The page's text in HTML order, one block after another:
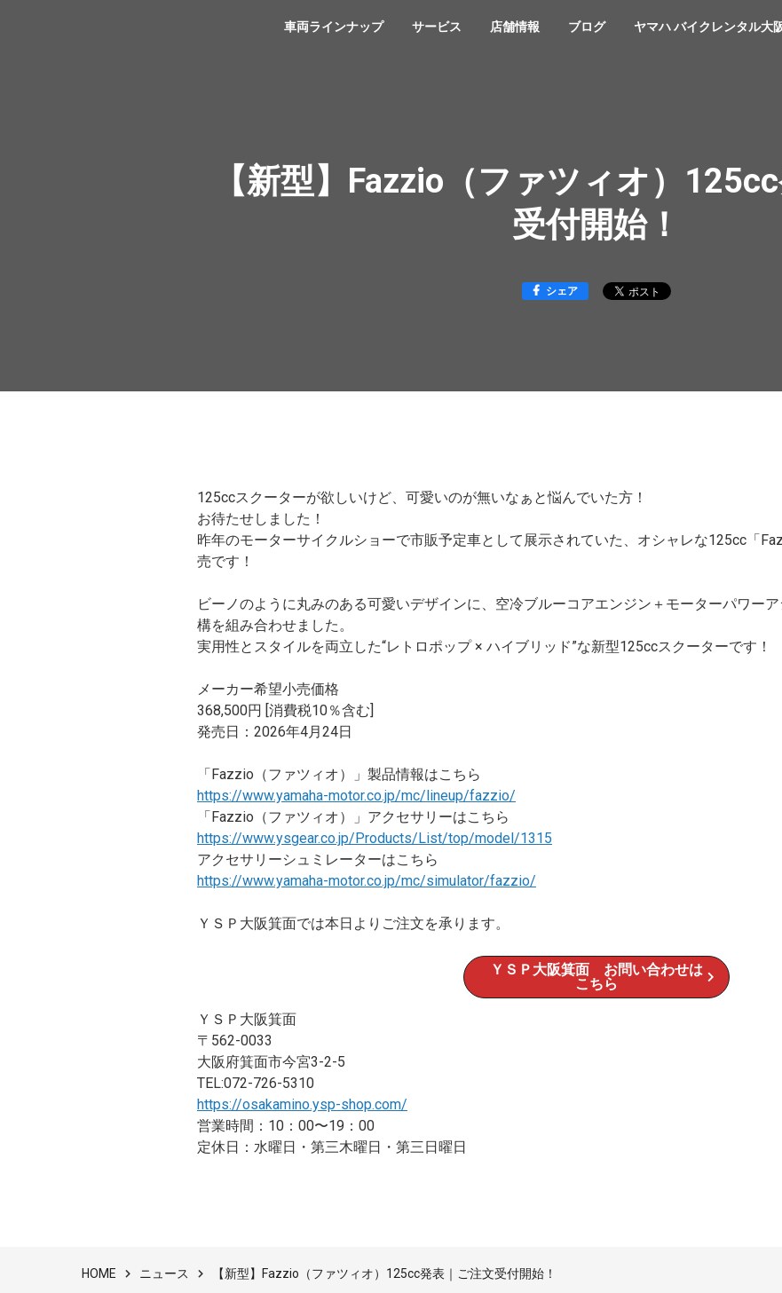
YSP大阪箕面
車両ラインナップ サービス 店舗情報 ブログ ヤマハ バイクレンタル大
【新型】Fazzio（ファツィオ）
受付開始！
シェア
125ccスクーターが欲しいけど、可愛いのが無いなぁと悩んでいた方！
お待たせしました！
昨年のモーターサイクルショーで市販予定車として展示されていた、オシャレな125cc「
売です！
ビーノのように丸みのある可愛いデザインに、空冷ブルーコアエンジン＋モーターパワー
構を組み合わせました。
実用性とスタイルを両立した“レトロポップ × ハイブリッド”な新型125ccスクーターです！
メーカー希望小売価格
368,500円 [消費税10％含む]
発売日：2026年4月24日
「Fazzio（ファツィオ）」製品情報はこちら
https://www.yamaha-motor.co.jp/mc/lineup/fazzio/
「Fazzio（ファツィオ）」アクセサリーはこちら
https://www.ysgear.co.jp/Products/List/top/model/1315
アクセサリーシュミレーターはこちら
https://www.yamaha-motor.co.jp/mc/simulator/fazzio/
ＹＳＰ大阪箕面では本日よりご注文を承ります。
ＹＳＰ大阪箕面 お問い合わせは
こちら
ＹＳＰ大阪箕面
〒562-0033
大阪府箕面市今宮3-2-5
TEL:072-726-5310
https://osakamino.ysp-shop.com/
営業時間：10：00〜19：00
定休日：水曜日・第三木曜日・第三日曜日
HOME ニュース 【新型】Fazzio（ファツィオ）125cc発表｜ご注文受付開始！